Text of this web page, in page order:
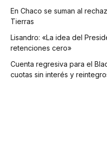
En Chaco se suman al
Tierras
Lisandro: «La idea del
retenciones cero»
Cuenta regresiva para el
cuotas sin interés y